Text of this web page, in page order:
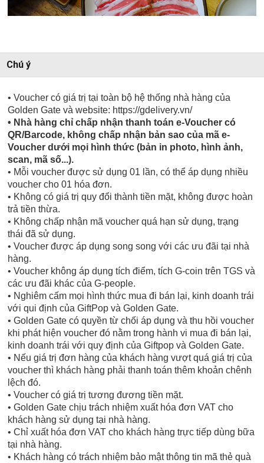
Chú ý
• Voucher có giá trị tại toàn bộ hệ thống nhà hàng của
Golden Gate và website: https://gdelivery.vn/
• Nhà hàng chỉ chấp nhận thanh toán e-Voucher có
QR/Barcode, không chấp nhận bản sao của mã e-
Voucher dưới mọi hình thức (bản in photo, hình ảnh,
scan, mã số...).
• Mỗi voucher được sử dụng 01 lần, có thể áp dụng nhiều
voucher cho 01 hóa đơn.
• Không có giá trị quy đổi thành tiền mặt, không được hoàn
trả tiền thừa.
• Không chấp nhận mã voucher quá hạn sử dụng, trạng
thái đã sử dụng.
• Voucher được áp dụng song song với các ưu đãi tại nhà
hàng.
• Voucher không áp dụng tích điểm, tích G-coin trên TGS và
các ưu đãi khác của G-people.
• Nghiêm cấm mọi hình thức mua đi bán lại, kinh doanh trái
với qui định của GiftPop và Golden Gate.
• Golden Gate có quyền từ chối áp dụng và thu hồi voucher
khi phát hiện voucher đó nằm trong hành vi mua đi bán lại,
kinh doanh trái với quy định của Giftpop và Golden Gate.
• Nếu giá trị đơn hàng của khách hàng vượt quá giá trị của
voucher thì khách hàng phải thanh toán thêm khoản chênh
lệch đó.
• Voucher có giá trị tương đương tiền mặt.
• Golden Gate chịu trách nhiệm xuất hóa đơn VAT cho
khách hàng sử dụng tại nhà hàng.
• Chỉ xuất hóa đơn VAT cho khách hàng trực tiếp dùng bữa
tại nhà hàng.
• Khách hàng có trách nhiệm bảo mật thông tin mã thẻ quà